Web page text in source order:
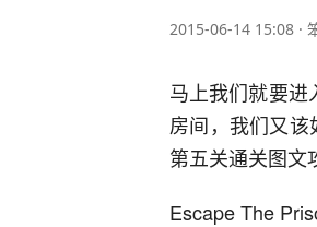
2015-06-14 15:08 ·
马上我们就要进
房间，我们又
第五关通关图文
Escape The